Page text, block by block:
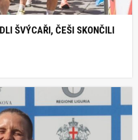
ŠVÝCAŘI, ČEŠI SKONČILI